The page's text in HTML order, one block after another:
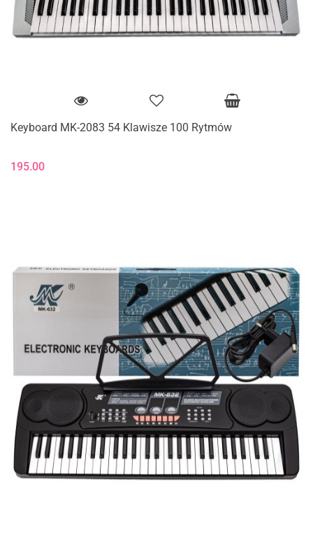
Keyboard MK-2083 54 Klawisze 100 Rytmów
195.00